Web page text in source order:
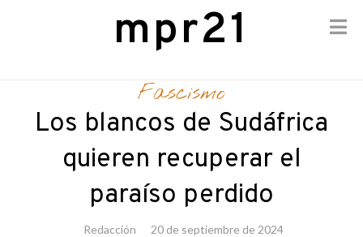
content
mpr21
Fascismo
Los blancos de Sudáfrica
quieren recuperar el
paraíso perdido
Redacción 20 de septiembre de 2024